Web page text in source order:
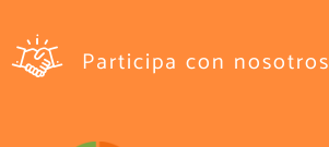
Participa con nosotros